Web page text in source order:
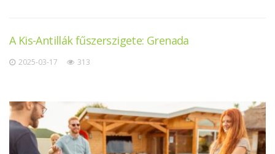
A Kis-Antillák fűszerszigete: Grenada
2025-03-17 313